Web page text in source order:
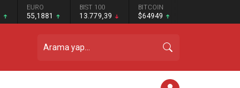
EURO
55,1881
BIST 100
13.779,39
BITCOIN
$64949